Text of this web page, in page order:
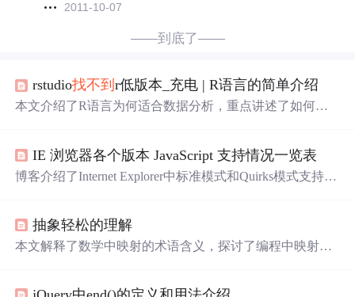
2011-10-07
——到底了——
rstudio找不到r低版本_充电 | R语言的简单介绍
本文介绍了R语言为何适合数据分析，重点讲述了如何安
R的变量赋值、基本数据类型、函数以及获取帮助的方
法，是R语言初学者的入门教程。
IE 浏览器各个版本 JavaScript 支持情况一览表
博客介绍了Internet Explorer中标准模式和Quirks模式支持的
格，包含摘要信息，且支持DOM
象。
抽象轻松的理解
本文解释了数学中映射的术语含义，探讨了编程中映射与